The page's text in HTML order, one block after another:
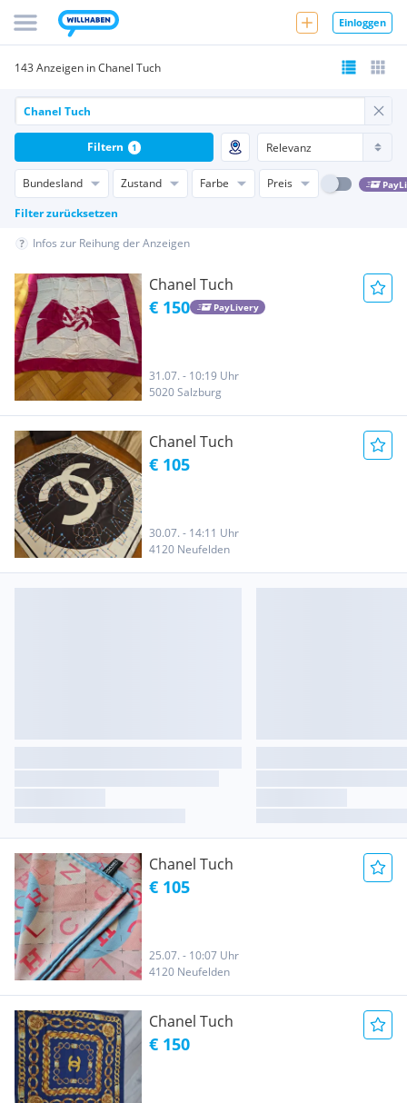
Einloggen
143 Anzeigen in Chanel Tuch
Bundesland Zustand Farbe Preis
Filter zurücksetzen
Filtern 1
Infos zur Reihung der Anzeigen
Chanel Tuch
€ 150 PayLivery
31.07. - 10:19 Uhr
5020 Salzburg
Chanel Tuch
€ 105
30.07. - 14:11 Uhr
4120 Neufelden
Chanel Tuch
€ 105
25.07. - 10:07 Uhr
4120 Neufelden
Chanel Tuch
€ 150